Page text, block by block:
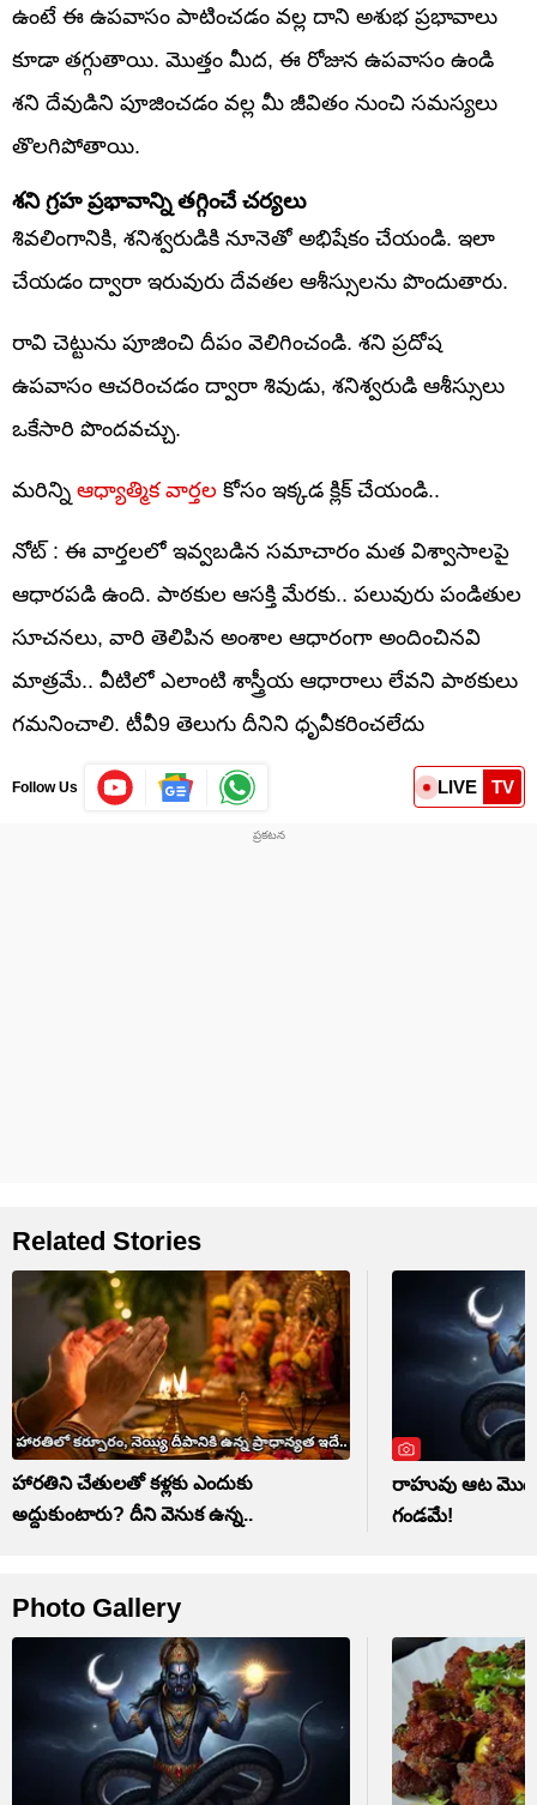
ఉంటే ఈ ఉపవాసం పాటించడం వల్ల దాని అశుభ ప్రభావాలు
కూడా తగ్గుతాయి. మొత్తం మీద, ఈ రోజున ఉపవాసం ఉండి
శని దేవుడిని పూజించడం వల్ల మీ జీవితం నుంచి సమస్యలు
తొలగిపోతాయి.
శని గ్రహ ప్రభావాన్ని తగ్గించే చర్యలు
శివలింగానికి, శనిశ్వరుడికి నూనెతో అభిషేకం చేయండి. ఇలా
చేయడం ద్వారా ఇరువురు దేవతల ఆశీస్సులను పొందుతారు.
రావి చెట్టును పూజించి దీపం వెలిగించండి. శని ప్రదోష
ఉపవాసం ఆచరించడం ద్వారా శివుడు, శనిశ్వరుడి ఆశీస్సులు
ఒకేసారి పొందవచ్చు.
మరిన్ని ఆధ్యాత్మిక వార్తల కోసం ఇక్కడ క్లిక్ చేయండి..
నోట్ : ఈ వార్తలలో ఇవ్వబడిన సమాచారం మత విశ్వాసాలపై
ఆధారపడి ఉంది. పాఠకుల ఆసక్తి మేరకు.. పలువురు పండితుల
సూచనలు, వారి తెలిపిన అంశాల ఆధారంగా అందించినవి
మాత్రమే.. వీటిలో ఎలాంటి శాస్త్రీయ ఆధారాలు లేవని పాఠకులు
గమనించాలి. టీవీ9 తెలుగు దీనిని ధృవీకరించలేదు
Follow Us LIVE TV
Related Stories
హారతిని చేతులతో కళ్లకు ఎందుకు
అద్దుకుంటారు? దీని వెనుక ఉన్న..
రాహువు ఆట
గండమే!
Photo Gallery